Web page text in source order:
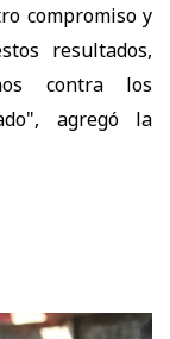
compromiso y
resultados,
contra los
agregó la